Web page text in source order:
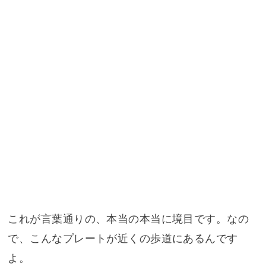
これが言葉通りの、本当の本当に境目です。なの
で、こんなプレートが近くの歩道にあるんです
よ。